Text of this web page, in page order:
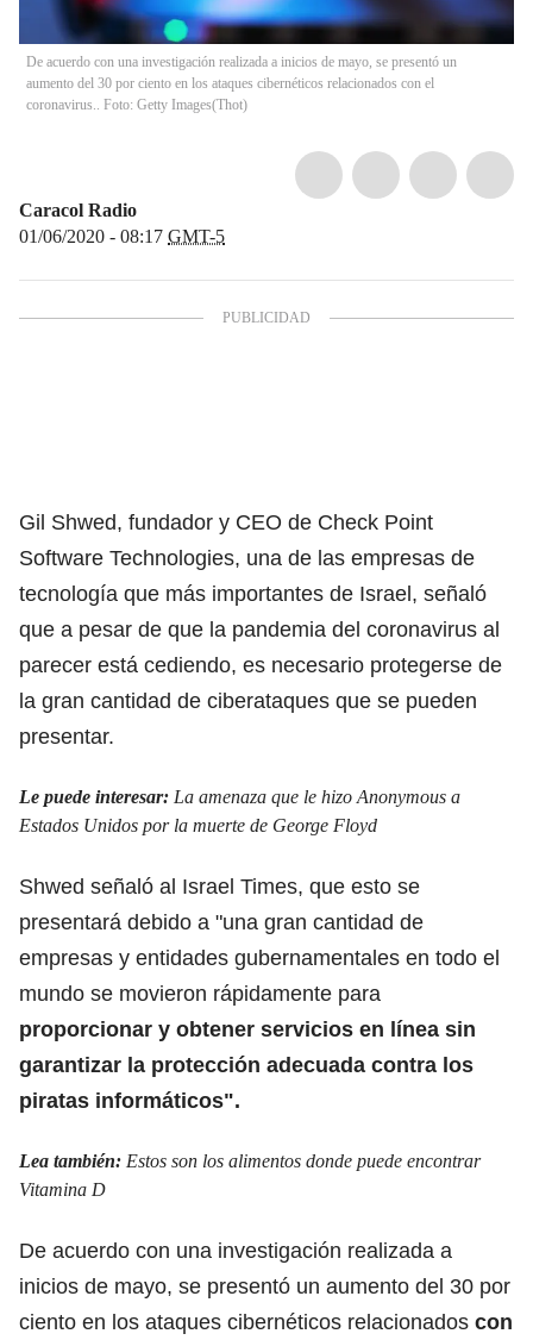
De acuerdo con una investigación realizada a inicios de mayo, se presentó un
aumento del 30 por ciento en los ataques cibernéticos relacionados con el
coronavirus.. Foto: Getty Images(Thot)
Caracol Radio
01/06/2020 - 08:17 GMT-5
Gil Shwed, fundador y CEO de Check Point
Software Technologies, una de las empresas de
tecnología que más importantes de Israel, señaló
que a pesar de que la pandemia del coronavirus al
parecer está cediendo, es necesario protegerse de
la gran cantidad de ciberataques que se pueden
presentar.
Le puede interesar: La amenaza que le hizo Anonymous a
Estados Unidos por la muerte de George Floyd
Shwed señaló al Israel Times, que esto se
presentará debido a "una gran cantidad de
empresas y entidades gubernamentales en todo el
mundo se movieron rápidamente para
proporcionar y obtener servicios en línea sin
garantizar la protección adecuada contra los
piratas informáticos".
Lea también: Estos son los alimentos donde puede encontrar
Vitamina D
De acuerdo con una investigación realizada a
inicios de mayo, se presentó un aumento del 30 por
ciento en los ataques cibernéticos relacionados con